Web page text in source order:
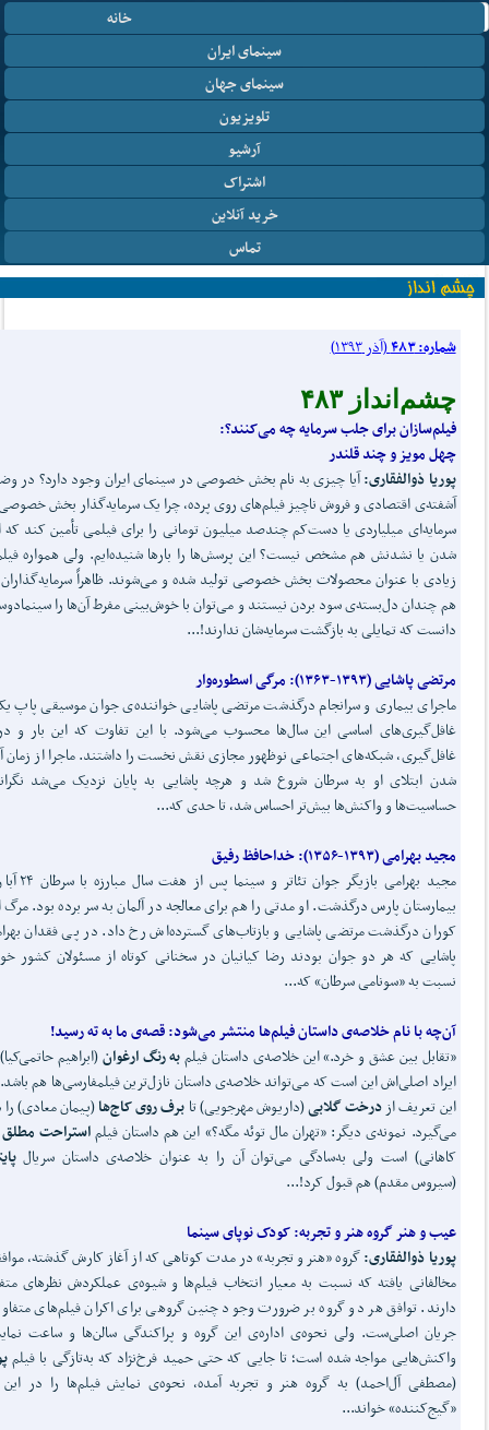
خانه
سینمای ایران
سینمای جهان
تلویزیون
آرشیو
اشتراک
خرید آنلاین
تماس
شماره: ۴۸۳ (آذر ۱۳۹۳)
چشم‌انداز ۴۸۳
فیلمسازان برای جلب سرمایه چه میکنند؟:
چهل مویز و چند قلندر
پوریا ذوالفقاری:آیا چیزی به نام بخش خصوصی در سینمای ایران وجود دارد؟ در
آشفته‌ی اقتصادی و فروش ناچیز فیلم‌های روی پرده، چرا یک سرمایه‌گذار بخش
سرمایه‌ای میلیاردی یا دست‌کم چندصد میلیون‌ تومانی را برای فیلمی تأمین کند که
شدن یا نشدنش هم مشخص نیست؟ این پرسش‌ها را بارها شنیده‌ایم. ولی همواره
زیادی با عنوان محصولات بخش خصوصی تولید شده و می‌شوند. ظاهراً
هم چندان دل‌بسته‌ی سود بردن نیستند و می‌توان با خوش‌بینی مفرط آن‌ها را
دانست که تمایلی به بازگشت سرمایه‌شان ندارند!...
مرتضی پاشایی(۱۳۹۳-۱۳۶۳) : مرگی اسطورهوار
ماجرای بیماری و سرانجام درگذشت مرتضی پاشایی خواننده‌ی جوان موسیقی پاپ
غافل‌گیری‌های اساسی این سال‌ها محسوب می‌شود. با این تفاوت که این بار و
غافل‌گیری، شبکه‌های اجتماعی نوظهور مجازی نقش نخست را داشتند. ماجرا از زمان
شدن ابتلای او به سرطان شروع شد و هرچه پاشایی به پایان نزدیک می‌شد
حساسیت‌ها و واکنش‌ها بیش‌تر احساس شد، تا حدی که...
مجید بهرامی(۱۳۹۳-۱۳۵۶) :خداحافظ رفیق
مجید بهرامی بازیگر
بیمارستان پارس درگذشت. او مدتی را هم برای معالجه در آلمان به سر برده بود. مرگ
کوران درگذشت مرتضی پاشایی و بازتاب‌های گسترده‌اش رخ داد. در پی فقدان
پاشایی که هر دو جوان بودند رضا کیانیان در سخنانی کوتاه از مسئولان کشور
نسبت به «سونامی سرطان» که...
آنچه با نام خلاصه‌ی داستان فیلمها منتشر میشود:قصه‌ی ما به ته رسید!
«تقابل بین عشق و خرد.» این خلاصه‌ی داستان فیلمبه رنگ ارغوان(ابراهیم
ایراد اصلی‌اش این است که می‌تواند خلاصه‌ی داستان نازل‌ترین فیلمفارسی‌ها هم
این تعریف از درخت گلابی(داریوش مهرجویی) تا برف روی کاجها(پیمان معادی) را
می‌گیرد. نمونه‌ی ‌دیگر: «تهران مال توئه مگه؟» این هم داستان فیلماستراحت مطلق
کاهانی)‌ است ولی به‌سادگی می‌توان آن را به عنوان خلاصه‌ی داستان سریال
(سیروس مقدم) هم قبول کرد!...
عیب و هنر گروه هنر و تجربه:کودک نوپای سینما
پوریا ذوالفقاری:گروه «هنر و تجربه» در مدت کوتاهی که از آغاز کارش گذشته،
مخالفانی یافته که نسبت به معیار انتخاب فیلم‌ها و شیوه‌ی عملکردش نظرهای
دارند. توافق هر دو گروه بر ضرورت وجود چنین گروهی برای اکران فیلم‌های
جریان اصلی‌ست. ولی نحوه‌ی اداره‌ی این گروه و پراکندگی سالن‌ها و ساعت
واکنش‌هایی مواجه شده است؛ تا جایی که حتی حمید فرخ‌نژاد که به‌تازگی با فیلم
(مصطفی آل‌احمد) به گروه هنر و تجربه آمده، نحوه‌ی نمایش فیلم‌ها را در این
«گیج‌کننده» خواند...